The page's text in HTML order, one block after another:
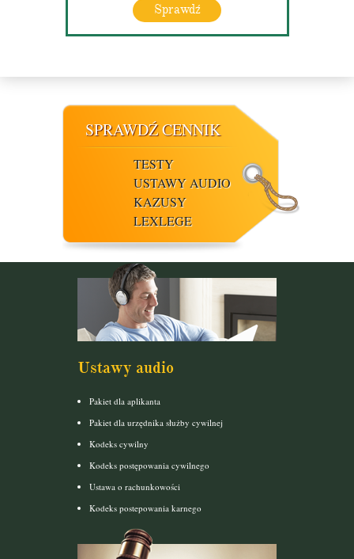
Sprawdź
SPRAWDŹ CENNIK
TESTY
USTAWY AUDIO
KAZUSY
LEXLEGE
Ustawy audio
Pakiet dla aplikanta
Pakiet dla urzędnika służby cywilnej
Kodeks cywilny
Kodeks postępowania cywilnego
Ustawa o rachunkowości
Kodeks postepowania karnego